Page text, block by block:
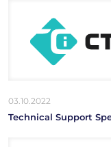
03.10.2022
Technical Support